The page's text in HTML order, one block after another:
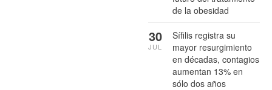
de la obesidad
Sífilis registra su
mayor resurgimiento
en décadas, contagios
aumentan 13% en
sólo dos años
30
JUL